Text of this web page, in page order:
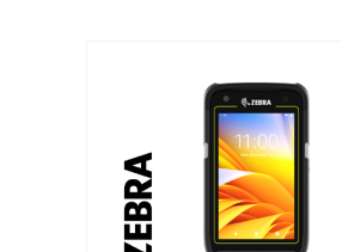
VER MÁS